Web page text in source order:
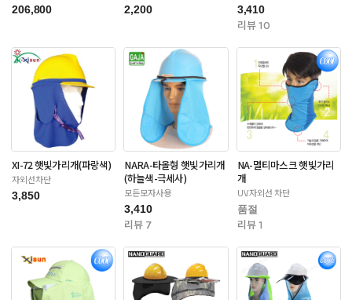
206,800
2,200
3,410
리뷰 10
XI-72 햇빛가리개(파랑색)
자외선차단
3,850
NARA-타올형 햇빛가리개
(하늘색-극세사)
모든모자사용
3,410
리뷰 7
NA-멀티마스크 햇빛가리
개
UV.자외선 차단
품절
리뷰 1